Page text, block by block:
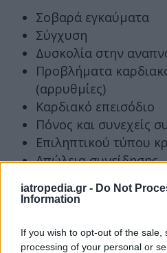
iatropedia.gr - Do Not
Information
If you wish to opt-out of the
processing of your personal or
Σοβαρά εγκαύματα
Σύγχυση
Δυσκολία στην
Προβλήματα
(αρρυθμίες)
Καρδιακό επεισόδιο
Πόνος και συνεχείς
Επιληπτικού τύπου
Απώλεια συνείδησης
Κάντε τα ακόλουθα όσο
Απενεργοποιήστε την
ενέργειας, αν είναι
στην περίπτωση με